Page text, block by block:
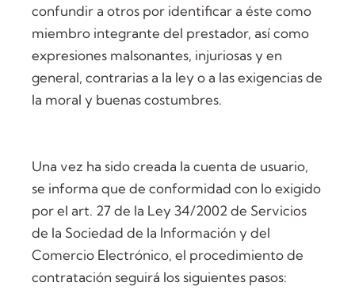
confundir a otros por identificar a éste como
miembro integrante del prestador, así como
expresiones malsonantes, injuriosas y en
general, contrarias a la ley o a las exigencias de
la moral y buenas costumbres.
Una vez ha sido creada la cuenta de usuario,
se informa que de conformidad con lo exigido
por el art. 27 de la Ley 34/2002 de Servicios
de la Sociedad de la Información y del
Comercio Electrónico, el procedimiento de
contratación seguirá los siguientes pasos: